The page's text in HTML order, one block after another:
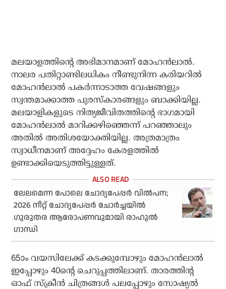
മലയാളത്തിന്റെ അഭിമാനമാണ് മോഹന്‍ലാല്‍.
നാലര പതിറ്റാണ്ടിലധികം നീണ്ടുനിന്ന കരിയറില്‍
മോഹന്‍ലാല്‍ പകര്‍ന്നാടാത്ത വേഷങ്ങളും
സ്വന്തമാക്കാത്ത പുരസ്‌കാരങ്ങളും ബാക്കിയില്ല.
മലയാളികളുടെ നിത്യജീവിതത്തിന്റെ ഭാഗമായി
മോഹന്‍ലാല്‍ മാറിക്കഴിഞ്ഞെന്ന് പറഞ്ഞാലും
അതില്‍ അതിശയോക്തിയില്ല. അത്രമാത്രം
സ്വാധീനമാണ് അദ്ദേഹം കേരളത്തില്‍
ഉണ്ടാക്കിയെടുത്തിട്ടുള്ളത്.
ലേലമെന്ന പോലെ ചോദ്യപേപ്പർ വിൽപന;
2026 നീറ്റ് ചോദ്യപേപ്പർ ചോർച്ചയിൽ
ഗുരുതര ആരോപണവുമായി രാഹുൽ
ഗാന്ധി
65ാം വയസിലേക്ക് കടക്കുമ്പോഴും മോഹന്‍ലാല്‍
ഇപ്പോഴും 40ന്റെ ചെറുപ്പത്തിലാണ്. താരത്തിന്റ
ഓഫ് സ്‌ക്രീന്‍ ചിത്രങ്ങള്‍ പലപ്പോഴും സോഷ്യല്‍